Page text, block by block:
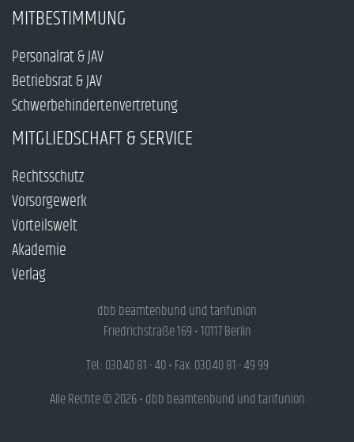
MITBESTIMMUNG
Personalrat & JAV
Betriebsrat & JAV
Schwerbehindertenvertretung
MITGLIEDSCHAFT & SERVICE
Rechtsschutz
Vorsorgewerk
Vorteilswelt
Akademie
Verlag
dbb beamtenbund und tarifunion
Friedrichstraße 169 • 10117 Berlin
Tel.: 030.40 81 - 40 • Fax: 030.40 81 - 49 99
Alle Rechte © 2026 • dbb beamtenbund und tarifunion